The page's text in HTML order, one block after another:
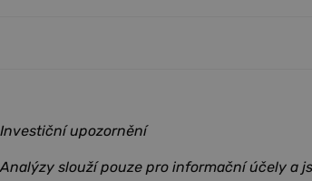
Investiční upozornění
Analýzy slouží pouze pro informační účely a